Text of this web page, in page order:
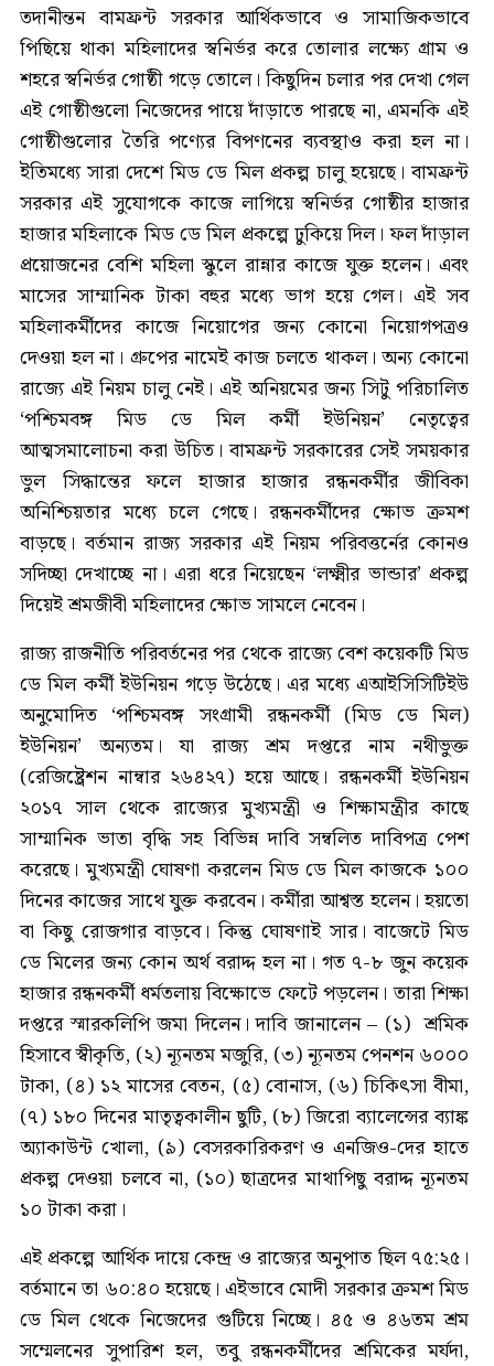
তদানীন্তন বামফ্রন্ট সরকার আর্থিকভাবে ও সামাজিকভাবে
পিছিয়ে থাকা মহিলাদের স্বনির্ভর করে তোলার লক্ষ্যে গ্রাম ও
শহরে স্বনির্ভর গোষ্ঠী গড়ে তোলে। কিছুদিন চলার পর দেখা গেল
এই গোষ্ঠীগুলো নিজেদের পায়ে দাঁড়াতে পারছে না, এমনকি এই
গোষ্ঠীগুলোর তৈরি পণ্যের বিপণনের ব্যবস্থাও করা হল না।
ইতিমধ্যে সারা দেশে মিড ডে মিল প্রকল্প চালু হয়েছে। বামফ্রন্ট
সরকার এই সুযোগকে কাজে লাগিয়ে স্বনির্ভর গোষ্ঠীর হাজার
হাজার মহিলাকে মিড ডে মিল প্রকল্পে ঢুকিয়ে দিল। ফল দাঁড়াল
প্রয়োজনের বেশি মহিলা স্কুলে রান্নার কাজে যুক্ত হলেন। এবং
মাসের সাম্মানিক টাকা বহুর মধ্যে ভাগ হয়ে গেল। এই সব
মহিলাকর্মীদের কাজে নিয়োগের জন্য কোনো নিয়োগপত্রও
দেওয়া হল না। গ্রুপের নামেই কাজ চলতে থাকল। অন্য কোনো
রাজ্যে এই নিয়ম চালু নেই। এই অনিয়মের জন্য সিটু পরিচালিত
‘পশ্চিমবঙ্গ মিড ডে মিল কর্মী ইউনিয়ন’ নেতৃত্বের
আত্মসমালোচনা করা উচিত। বামফ্রন্ট সরকারের সেই সময়কার
ভুল সিদ্ধান্তের ফলে হাজার হাজার রন্ধনকর্মীর জীবিকা
অনিশ্চিয়তার মধ্যে চলে গেছে। রন্ধনকর্মীদের ক্ষোভ ক্রমশ
বাড়ছে। বর্তমান রাজ্য সরকার এই নিয়ম পরিবত্তর্নের কোনও
সদিচ্ছা দেখাচ্ছে না। এরা ধরে নিয়েছেন ‘লক্ষ্মীর ভান্ডার’ প্রকল্প
দিয়েই শ্রমজীবী মহিলাদের ক্ষোভ সামলে নেবেন।
রাজ্য রাজনীতি পরিবর্তনের পর থেকে রাজ্যে বেশ কয়েকটি মিড
ডে মিল কর্মী ইউনিয়ন গড়ে উঠেছে। এর মধ্যে এআইসিসিটিইউ
অনুমোদিত ‘পশ্চিমবঙ্গ সংগ্রামী রন্ধনকর্মী (মিড ডে মিল)
ইউনিয়ন’ অন্যতম। যা রাজ্য শ্রম দপ্তরে নাম নথীভুক্ত
(রেজিষ্ট্রেশন নাম্বার ২৬৪২৭) হয়ে আছে। রন্ধনকর্মী ইউনিয়ন
২০১৭ সাল থেকে রাজ্যের মুখ্যমন্ত্রী ও শিক্ষামন্ত্রীর কাছে
সাম্মানিক ভাতা বৃদ্ধি সহ বিভিন্ন দাবি সম্বলিত দাবিপত্র পেশ
করেছে। মুখ্যমন্ত্রী ঘোষণা করলেন মিড ডে মিল কাজকে ১০০
দিনের কাজের সাথে যুক্ত করবেন। কর্মীরা আশ্বস্ত হলেন। হয়তো
বা কিছু রোজগার বাড়বে। কিন্তু ঘোষণাই সার। বাজেটে মিড
ডে মিলের জন্য কোন অর্থ বরাদ্দ হল না। গত ৭-৮ জুন কয়েক
হাজার রন্ধনকর্মী ধর্মতলায় বিক্ষোভে ফেটে পড়লেন। তারা শিক্ষা
দপ্তরে স্মারকলিপি জমা দিলেন। দাবি জানালেন – (১) শ্রমিক
হিসাবে স্বীকৃতি, (২) ন্যূনতম মজুরি, (৩) ন্যূনতম পেনশন ৬০০০
টাকা, (৪) ১২ মাসের বেতন, (৫) বোনাস, (৬) চিকিৎসা বীমা,
(৭) ১৮০ দিনের মাতৃত্বকালীন ছুটি, (৮) জিরো ব্যালেন্সের ব্যাঙ্ক
অ্যাকাউন্ট খোলা, (৯) বেসরকারিকরণ ও এনজিও-দের হাতে
প্রকল্প দেওয়া চলবে না, (১০) ছাত্রদের মাথাপিছু বরাদ্দ ন্যূনতম
১০ টাকা করা।
এই প্রকল্পে আর্থিক দায়ে কেন্দ্র ও রাজ্যের অনুপাত ছিল ৭৫:২৫।
বর্তমানে তা ৬০:৪০ হয়েছে। এইভাবে মোদী সরকার ক্রমশ মিড
ডে মিল থেকে নিজেদের গুটিয়ে নিচ্ছে। ৪৫ ও ৪৬তম শ্রম
সম্মেলনের সুপারিশ হল, তবু রন্ধনকর্মীদের শ্রমিকের মর্যদা,